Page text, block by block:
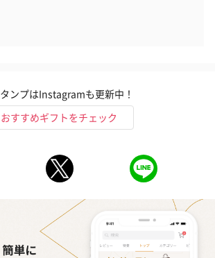
タンプはInstagramも更新中！
おすすめギフトをチェック